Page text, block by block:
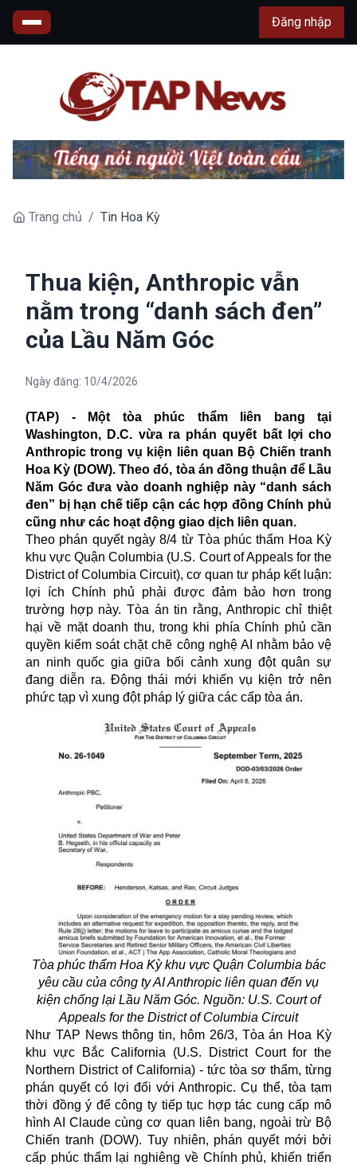
Đăng nhập
Trang chủ / Tin Hoa Kỳ
Thua kiện, Anthropic vẫn
nằm trong “danh sách đen”
của Lầu Năm Góc
Ngày đăng: 10/4/2026
(TAP) - Một tòa phúc thẩm liên bang tại
Washington, D.C. vừa ra phán quyết bất lợi cho
Anthropic trong vụ kiện liên quan Bộ Chiến tranh
Hoa Kỳ (DOW). Theo đó, tòa án đồng thuận để Lầu
Năm Góc đưa vào doanh nghiệp này “danh sách
đen” bị hạn chế tiếp cận các hợp đồng Chính phủ
cũng như các hoạt động giao dịch liên quan.
Theo phán quyết ngày 8/4 từ Tòa phúc thẩm Hoa Kỳ
khu vực Quận Columbia (U.S. Court of Appeals for the
District of Columbia Circuit), cơ quan tư pháp kết luận:
lợi ích Chính phủ phải được đảm bảo hơn trong
trường hợp này. Tòa án tin rằng, Anthropic chỉ thiệt
hại về mặt doanh thu, trong khi phía Chính phủ cần
quyền kiểm soát chặt chẽ công nghệ AI nhằm bảo vệ
an ninh quốc gia giữa bối cảnh xung đột quân sự
đang diễn ra. Động thái mới khiến vụ kiện trở nên
phức tạp vì xung đột pháp lý giữa các cấp tòa án.
Tòa phúc thẩm Hoa Kỳ khu vực Quận Columbia bác
yêu cầu của công ty AI Anthropic liên quan đến vụ
kiện chống lại Lầu Năm Góc. Nguồn: U.S. Court of
Appeals for the District of Columbia Circuit
Như TAP News thông tin, hôm 26/3, Tòa án Hoa Kỳ
khu vực Bắc California (U.S. District Court for the
Northern District of California) - tức tòa sơ thẩm, từng
phán quyết có lợi đối với Anthropic. Cụ thể, tòa tạm
thời đồng ý để công ty tiếp tục hợp tác cung cấp mô
hình AI Claude cùng cơ quan liên bang, ngoài trừ Bộ
Chiến tranh (DOW). Tuy nhiên, phán quyết mới bởi
cấp phúc thẩm lại nghiêng về Chính phủ, khiến triển